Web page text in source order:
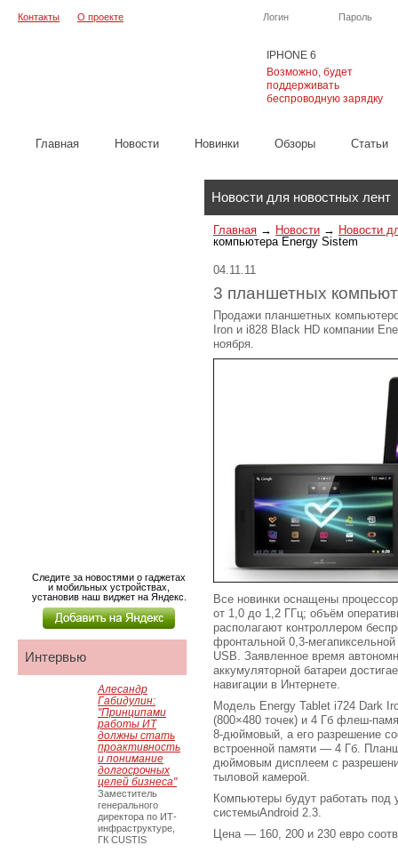
IPHONE 6
Возможно, будет
поддерживать
беспроводную зарядку
Логин Пароль
Контакты О проекте
Главная Новости Новинки Обзоры Cтатьи
Новости для новостных лент
Главная → Новости → Новости
компьютера Energy Sistem
04.11.11
3 планшетных
Продажи планшетных
Iron и i828 Black HD компании
ноября.
Все новинки оснащены
от 1,0 до 1,2 ГГц; объём
располагают контроллером
фронтальной 0,3-
USB. Заявленное время
аккумуляторной батареи
навигации в Интернете.
Модель Energy Tablet i724 Dark
(800×480 точек) и 4 Гб флеш-
8-дюймовый, а его разрешение
встроенной памяти — 4 Гб.
дюймовым дисплеем с
тыловой камерой.
Компьютеры будут работать под
системыAndroid 2.3.
Цена — 160, 200 и 230 евро
Следите за новостями о гаджетах
и мобильных устройствах,
установив наш виджет на Яндекс.
Интервью
Алесандр
Габидулин:
"Принципами
работы ИТ
должны стать
проактивность
и понимание
долгосрочных
целей бизнеса"
Заместитель
генерального
директора по ИТ-
инфраструктуре,
ГК CUSTIS